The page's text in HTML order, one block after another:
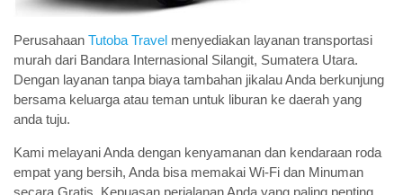
Perusahaan Tutoba Travel menyediakan layanan transportasi
murah dari Bandara Internasional Silangit, Sumatera Utara.
Dengan layanan tanpa biaya tambahan jikalau Anda berkunjung
bersama keluarga atau teman untuk liburan ke daerah yang
anda tuju.
Kami melayani Anda dengan kenyamanan dan kendaraan roda
empat yang bersih, Anda bisa memakai Wi-Fi dan Minuman
secara Gratis. Kepuasan perjalanan Anda yang paling penting.